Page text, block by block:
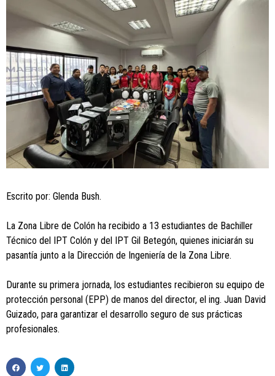
Escrito por: Glenda Bush.
La Zona Libre de Colón ha recibido a 13 estudiantes de Bachiller
Técnico del IPT Colón y del IPT Gil Betegón, quienes iniciarán su
pasantía junto a la Dirección de Ingeniería de la Zona Libre.
Durante su primera jornada, los estudiantes recibieron su equipo de
protección personal (EPP) de manos del director, el ing. Juan David
Guizado, para garantizar el desarrollo seguro de sus prácticas
profesionales.